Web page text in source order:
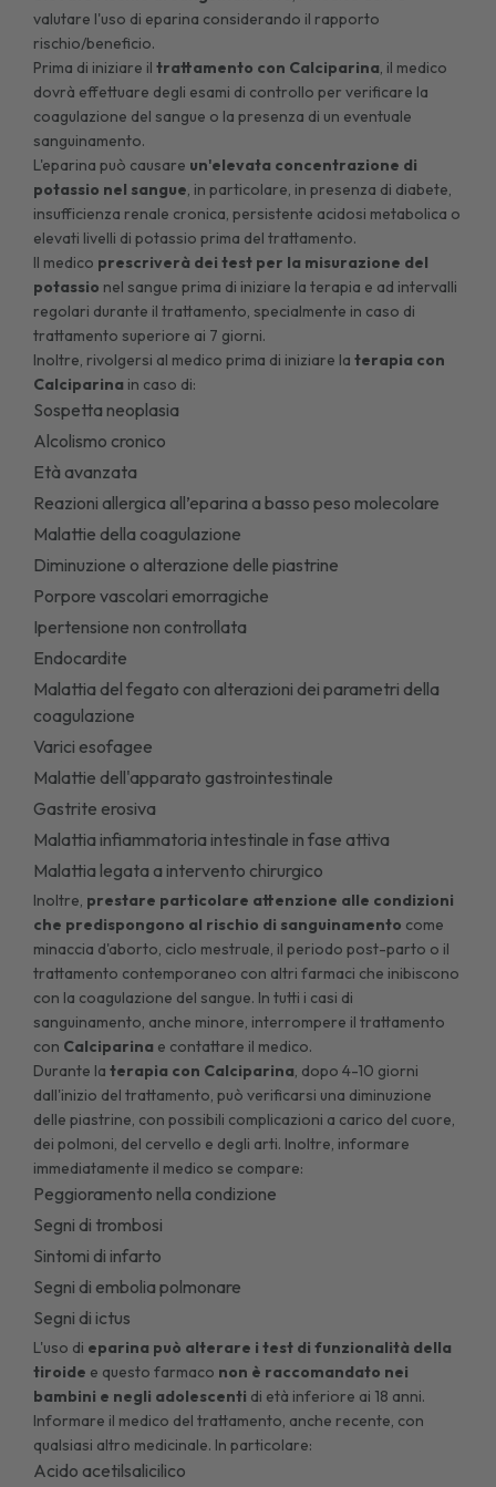
valutare l'uso di eparina considerando il rapporto
rischio/beneficio.
Prima di iniziare iltrattamento con Calciparina, il medico
dovrà effettuare degli esami di controllo per verificare la
coagulazione del sangue o la presenza di un eventuale
sanguinamento.
L'eparina può causare un'elevata concentrazione di
potassio nel sangue, in particolare, in presenza di diabete,
insufficienza renale cronica, persistente acidosi metabolica o
elevati livelli di potassio prima del trattamento.
Il medico prescriverà dei test per la misurazione del
potassio nel sangue prima di iniziare la terapia e ad intervalli
regolari durante il trattamento, specialmente in caso di
trattamento superiore ai 7 giorni.
Inoltre, rivolgersi al medico prima di iniziare laterapia con
Calciparina in caso di:
Sospetta neoplasia
Alcolismo cronico
Età avanzata
Reazioni allergica all’eparina a basso peso molecolare
Malattie della coagulazione
Diminuzione o alterazione delle piastrine
Porpore vascolari emorragiche
Ipertensione non controllata
Endocardite
Malattia del fegato con alterazioni dei parametri della
coagulazione
Varici esofagee
Malattie dell'apparato gastrointestinale
Gastrite erosiva
Malattia infiammatoria intestinale in fase attiva
Malattia legata a intervento chirurgico
Inoltre, prestare particolare attenzione alle condizioni
che predispongono al rischio di sanguinamento come
minaccia d'aborto, ciclo mestruale, il periodo post-parto o il
trattamento contemporaneo con altri farmaci che inibiscono
con la coagulazione del sangue. In tutti i casi di
sanguinamento, anche minore, interrompere il trattamento
con Calciparina e contattare il medico.
Durante laterapia con Calciparina, dopo 4-10 giorni
dall'inizio del trattamento, può verificarsi una diminuzione
delle piastrine, con possibili complicazioni a carico del cuore,
dei polmoni, del cervello e degli arti. Inoltre, informare
immediatamente il medico se compare:
Peggioramento nella condizione
Segni di trombosi
Sintomi di infarto
Segni di embolia polmonare
Segni di ictus
L'uso di eparina può alterare i test di funzionalità della
tiroide e questo farmaco non è raccomandato nei
bambini e negli adolescenti di età inferiore ai 18 anni.
Informare il medico del trattamento, anche recente, con
qualsiasi altro medicinale. In particolare:
Acido acetilsalicilico